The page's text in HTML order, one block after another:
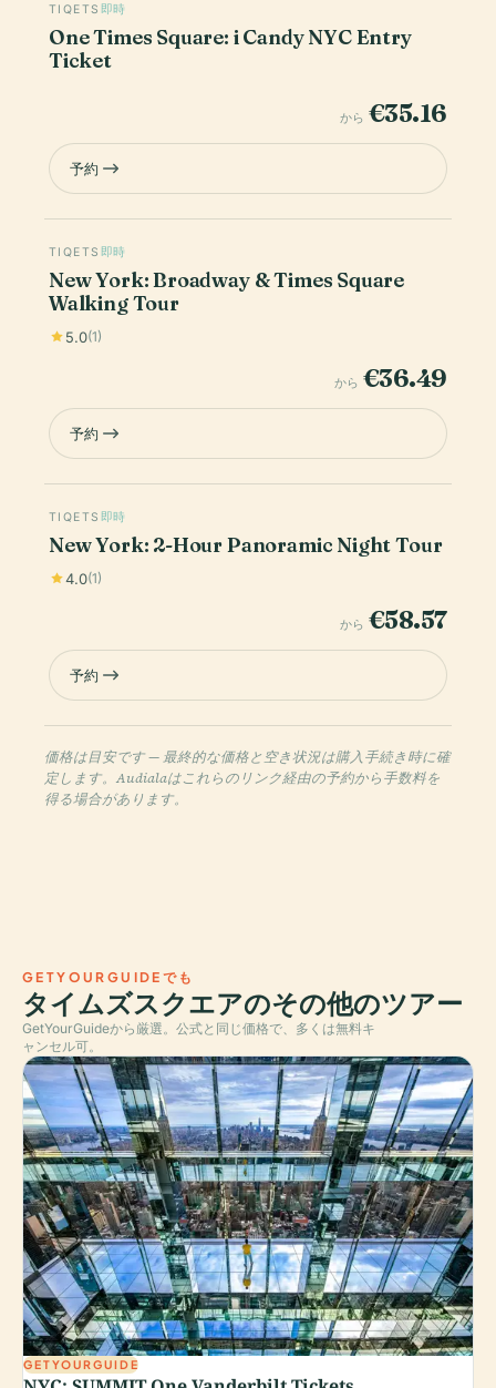
TIQETS 即時
One Times Square: i Candy NYC Entry
Ticket
から €35.16
予約
TIQETS 即時
New York: Broadway & Times Square
Walking Tour
5.0(1)
から €36.49
予約
TIQETS 即時
New York: 2-Hour Panoramic Night Tour
4.0(1)
から €58.57
予約
価格は目安です — 最終的な価格と空き状況は購入手続き時に確
定します。Audialaはこれらのリンク経由の予約から手数料を
得る場合があります。
GETYOURGUIDEでも
タイムズスクエアのその他のツアー
GetYourGuideから厳選。公式と同じ価格で、多くは無料キ
ャンセル可。
GETYOURGUIDE